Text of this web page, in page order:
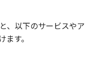
、以下のサービスやア
す。